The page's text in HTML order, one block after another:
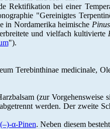
Rektifikation bei einer
"Gereinigtes
in Nordamerika heimische
und vielfach kultivierte
").
Terebinthinae medicinale,
(zur Vorgehensweise
werden. Der zweite
(–)-α-Pinen. Neben diesem